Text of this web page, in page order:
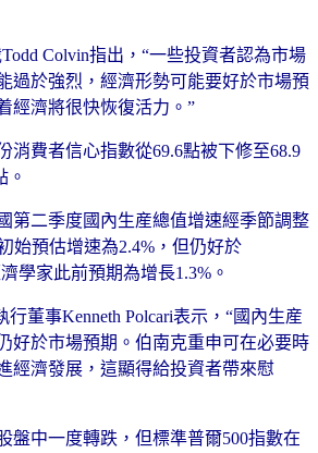
Colvin指出，“一些投資者認為市場
過於強烈，經濟形勢可能要好於市場預
經濟將很快恢復活力。”
費者信心指數從69.6點被下修至68.9
。
二季度國內生産總值增速經季節調整
始預估增速為2.4%，但仍好於
學家此前預期為增長1.3%。
董事Kenneth Polcari表示，“國內生産
好於市場預期。伯南克重申可在必要時
經濟發展，這顯得給投資者帶來慰
中一度轉跌，但標準普爾500指數在